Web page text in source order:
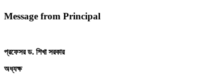
Message from Principal
প্রফেসর ড. শিখা সরকার
অধ্যক্ষ